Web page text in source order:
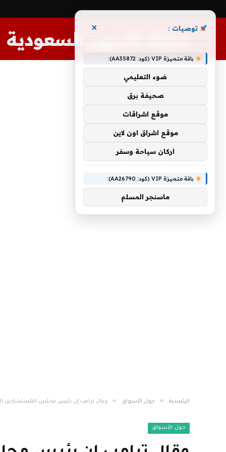
مجلة الأسهم السعودية
الرئيسية » حول الأسواق » وقال ترامب إن رئيس مجلس المستشارين
حول الأسواق
توصيات : ×
باقة متميزة VIP (كود: AA35872):
ضوء التعليمي
صحيفة برق
موقع اشراقات
موقع اشراق اون لاين
اركان سياحة وسفر
باقة متميزة VIP (كود: AA26790):
ماسنجر المسلم